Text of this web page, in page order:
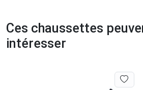
Ces chaussettes
intéresser